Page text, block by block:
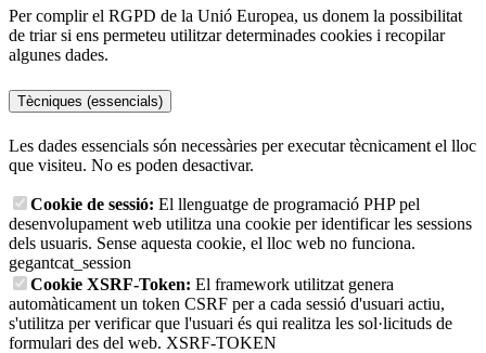
Per complir el RGPD de la Unió Europea, us donem la possibilitat
de triar si ens permeteu utilitzar determinades cookies i recopilar
algunes dades.
Tècniques (essencials)
Les dades essencials són necessàries per executar tècnicament el lloc
que visiteu. No es poden desactivar.
Cookie de sessió: El llenguatge de programació PHP pel
desenvolupament web utilitza una cookie per identificar les sessions
dels usuaris. Sense aquesta cookie, el lloc web no funciona.
gegantcat_session
Cookie XSRF-Token: El framework utilitzat genera
automàticament un token CSRF per a cada sessió d'usuari actiu,
s'utilitza per verificar que l'usuari és qui realitza les sol·licituds de
formulari des del web. XSRF-TOKEN